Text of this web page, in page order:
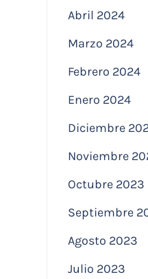
Abril 2024
Marzo 2024
Febrero 2024
Enero 2024
Diciembre
Noviembre
Octubre 2023
Septiembre
Agosto 2023
Julio 2023